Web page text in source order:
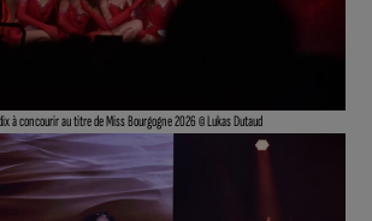
à concourir au titre de Miss Bourgogne 2026 © Lukas Dutaud